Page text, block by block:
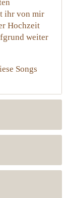
ihr von mir
Hochzeit
weiter
Songs